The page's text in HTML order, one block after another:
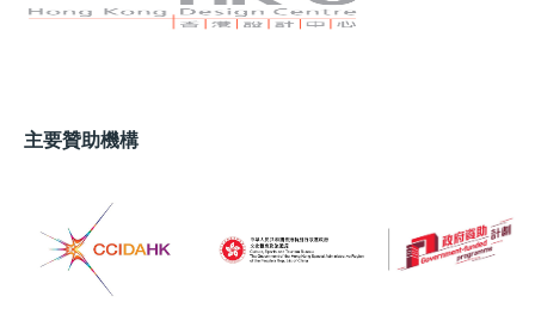
主要贊助機構